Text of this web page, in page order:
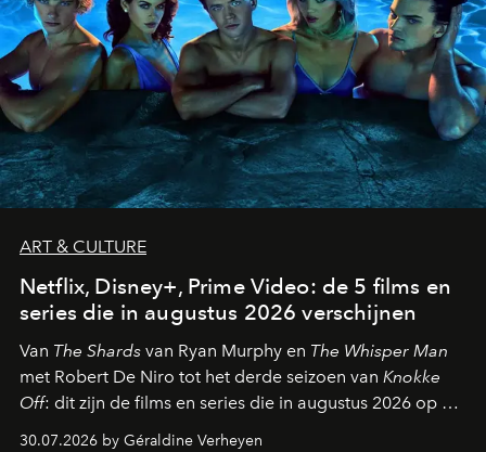
ART & CULTURE
Netflix, Disney+, Prime Video: de 5 films en
series die in augustus 2026 verschijnen
Van The Shards van Ryan Murphy en The Whisper Man
met Robert De Niro tot het derde seizoen van Knokke
Off: dit zijn de films en series die in augustus 2026 op de
streamingplatformen verschijnen.
30.07.2026 by Géraldine Verheyen